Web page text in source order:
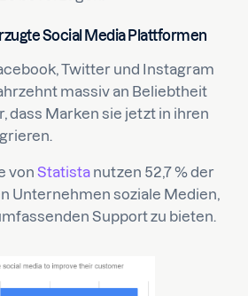
Social Media Plattformen
Twitter und Instagram
massiv an Beliebtheit
dass Marken sie jetzt in ihren
von Statista nutzen 52,7 % der
Unternehmen soziale Medien,
Support zu bieten.